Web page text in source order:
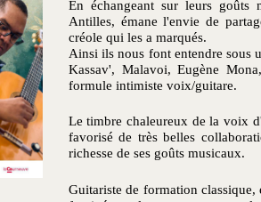
En échangeant sur leurs goûts
Antilles, émane l'envie de
créole qui les a marqués.
Ainsi ils nous font entendre sous
Kassav', Malavoi, Eugène
formule intimiste voix/guitare.
Le timbre chaleureux de la voix
favorisé de très belles
richesse de ses goûts musicaux.
Guitariste de formation